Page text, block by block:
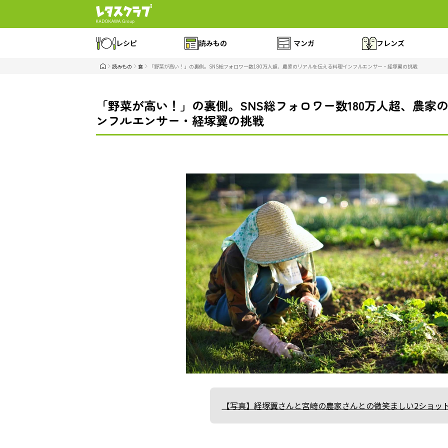
レシピ 読みもの マンガ フレンズ
読みもの 食 「野菜が高い！」の裏側。SNS総フォロワー数180万人超、農家のリアルを伝える料理インフルエンサー・経塚翼の挑戦
「野菜が高い！」の裏側。SNS総フォロワー数180万人超、農家
ンフルエンサー・経塚翼の挑戦
【写真】経塚翼さんと宮崎の農家さんとの微笑ましい2ショッ